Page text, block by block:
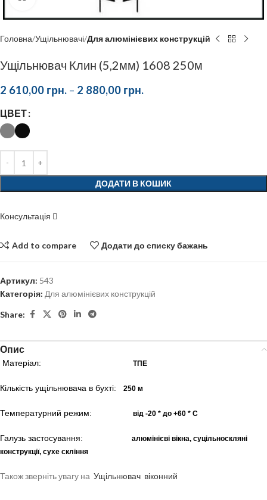
Головна Ущільнювачі Для алюмінієвих конструкцій
Ущільнювач Клин (5,2мм) 1608 250м
2 610,00 грн. – 2 880,00 грн.
ЦВЕТ
ДОДАТИ В КОШИК
Консультація
Add to compare Додати до списку бажань
Артикул: 543
Категорія: Для алюмінієвих конструкцій
Share:
Опис
Матеріал: ТПЕ
Кількість ущільнювача в бухті: 250 м
Температурний режим: від -20 * до +60 * С
Галузь застосування:
алюмінієві вікна, суцільноскляні
конструкції, сухе скління
Також зверніть увагу на Ущільнювач віконний